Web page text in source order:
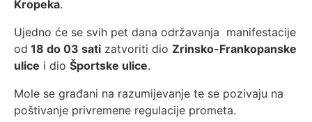
Kropeka.
Ujedno će se svih pet dana održavanja manifestacije
od 18 do 03 sati zatvoriti dio Zrinsko-Frankopanske
ulice i dio Športske ulice.
Mole se građani na razumijevanje te se pozivaju na
poštivanje privremene regulacije prometa.